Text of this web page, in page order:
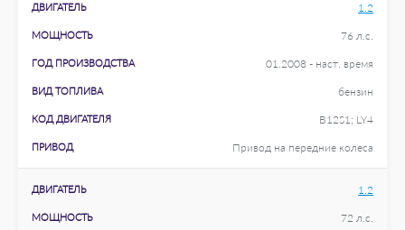
ДВИГАТЕЛЬ 1.2
МОЩНОСТЬ 76 л.с.
ГОД ПРОИЗВОДСТВА 01.2008 - наст. время
ВИД ТОПЛИВА бензин
КОД ДВИГАТЕЛЯ B12S1; LY4
ПРИВОД Привод на передние колеса
ДВИГАТЕЛЬ 1.2
МОЩНОСТЬ 72 л.с.